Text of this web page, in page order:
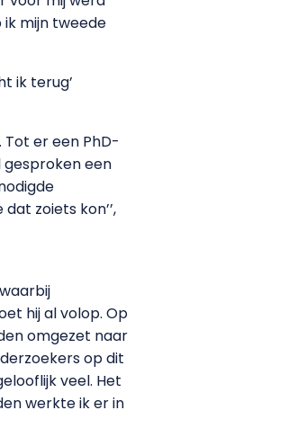
mijn tweede
ik terug’
er een PhD-
gesproken een
zoiets kon’’,
hij al volop. Op
omgezet naar
op dit
veel. Het
werkte ik er in